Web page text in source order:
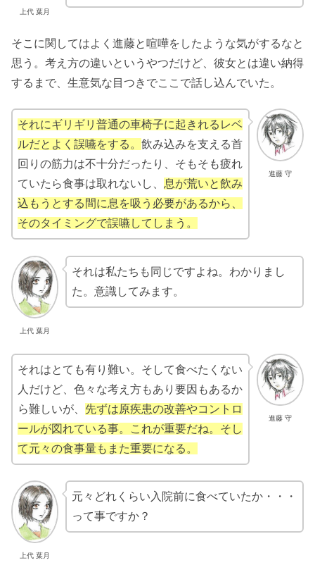
上代 葉月
そこに関してはよく進藤と喧嘩をしたような気がするなと
思う。考え方の違いというやつだけど、彼女とは違い納得
するまで、生意気な目つきでここで話し込んでいた。
進藤 守
それにギリギリ普通の車椅子に起きれるレベ
ルだとよく誤嚥をする。 飲み込みを支える首
回りの筋力は不十分だったり、そもそも疲れ
ていたら食事は取れないし、 息が荒いと飲み
込もうとする間に息を吸う必要があるから、
そのタイミングで誤嚥してしまう。
上代 葉月
それは私たちも同じですよね。わかりまし
た。意識してみます。
進藤 守
それはとても有り難い。そして食べたくない
人だけど、色々な考え方もあり要因もあるか
ら難しいが、 先ずは原疾患の改善やコントロ
ールが図れている事。これが重要だね。そし
て元々の食事量もまた重要になる。
上代 葉月
元々どれくらい入院前に食べていたか・・・
って事ですか？